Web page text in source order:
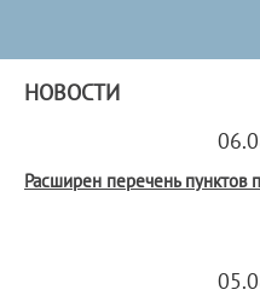
НОВОСТИ
Расширен перечень пунктов